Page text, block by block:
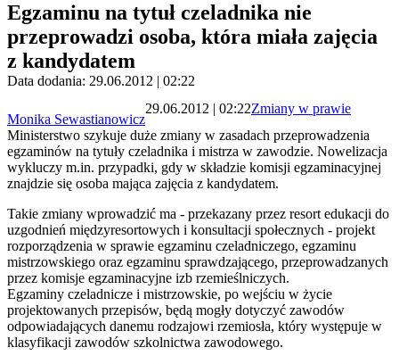
Egzaminu na tytuł czeladnika nie
przeprowadzi osoba, która miała zajęcia
z kandydatem
Data dodania: 29.06.2012 | 02:22
Monika Sewastianowicz
29.06.2012 | 02:22Zmiany w prawie
Ministerstwo szykuje duże zmiany w zasadach przeprowadzenia
egzaminów na tytuły czeladnika i mistrza w zawodzie. Nowelizacja
wykluczy m.in. przypadki, gdy w składzie komisji egzaminacyjnej
znajdzie się osoba mająca zajęcia z kandydatem.
Takie zmiany wprowadzić ma - przekazany przez resort edukacji do
uzgodnień międzyresortowych i konsultacji społecznych - projekt
rozporządzenia w sprawie egzaminu czeladniczego, egzaminu
mistrzowskiego oraz egzaminu sprawdzającego, przeprowadzanych
przez komisje egzaminacyjne izb rzemieślniczych.
Egzaminy czeladnicze i mistrzowskie, po wejściu w życie
projektowanych przepisów, będą mogły dotyczyć zawodów
odpowiadających danemu rodzajowi rzemiosła, który występuje w
klasyfikacji zawodów szkolnictwa zawodowego.